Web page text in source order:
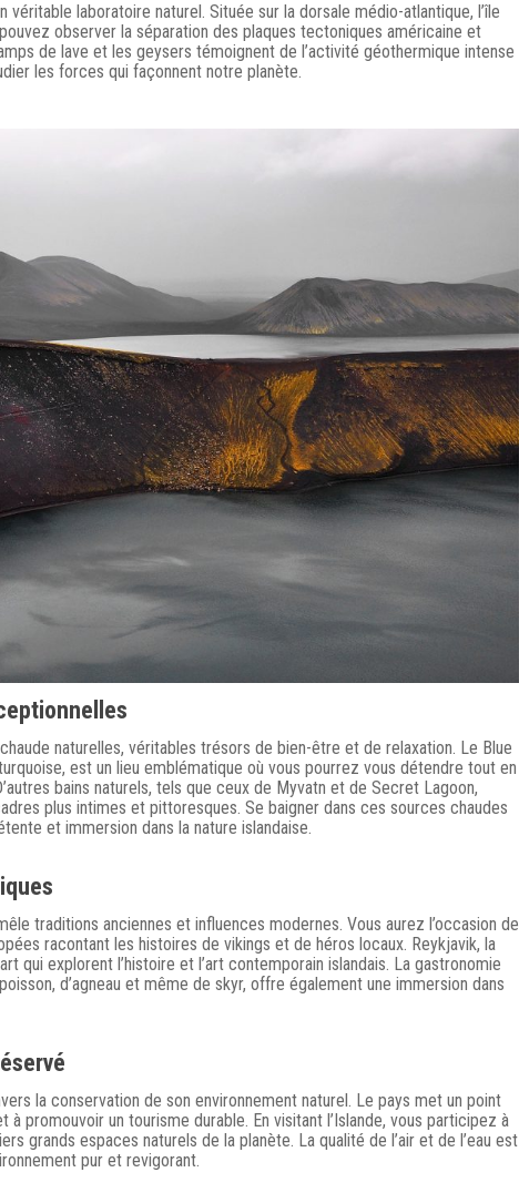
véritable laboratoire naturel. Située sur la dorsale médio-atlantique, l’île
observer la séparation des plaques tectoniques américaine et
de lave et les geysers témoignent de l’activité géothermique intense
les forces qui façonnent notre planète.
naturelles, véritables trésors de bien-être et de relaxation. Le Blue
est un lieu emblématique où vous pourrez vous détendre tout en
bains naturels, tels que ceux de Myvatn et de Secret Lagoon,
plus intimes et pittoresques. Se baigner dans ces sources chaudes
et immersion dans la nature islandaise.
traditions anciennes et influences modernes. Vous aurez l’occasion de
racontant les histoires de vikings et de héros locaux. Reykjavik, la
qui explorent l’histoire et l’art contemporain islandais. La gastronomie
d’agneau et même de skyr, offre également une immersion dans
la conservation de son environnement naturel. Le pays met un point
à promouvoir un tourisme durable. En visitant l’Islande, vous participez à
grands espaces naturels de la planète. La qualité de l’air et de l’eau est
pur et revigorant.